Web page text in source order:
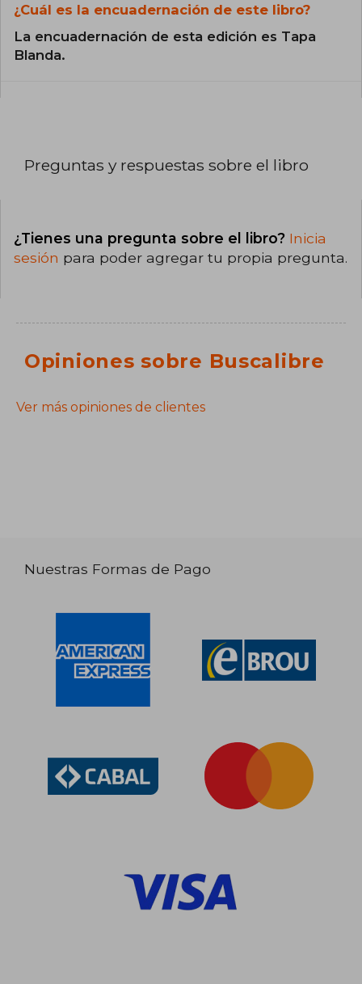
¿Cuál es la encuadernación de este libro?
La encuadernación de esta edición es Tapa
Blanda.
Preguntas y respuestas sobre el libro
¿Tienes una pregunta sobre el libro? Inicia
sesión para poder agregar tu propia pregunta.
Opiniones sobre Buscalibre
Ver más opiniones de clientes
Nuestras Formas de Pago